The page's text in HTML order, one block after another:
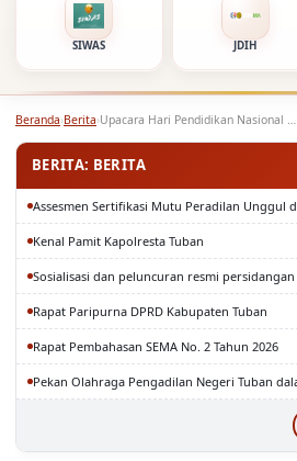
SIWAS JDIH
Beranda›Berita› Upacara Hari Pendidikan Nasional dan Hari Otonomi Daerah…
BERITA: BERITA
Kenal Pamit Kapolresta Tuban
Rapat Paripurna DPRD Kabupaten Tuban
Rapat Pembahasan SEMA No. 2 Tahun 2026